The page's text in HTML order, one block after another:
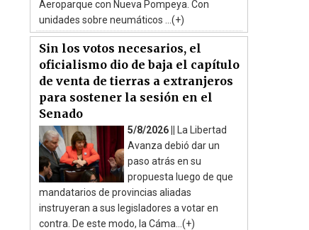
Aeroparque con Nueva Pompeya. Con
unidades sobre neumáticos ...(+)
Sin los votos necesarios, el
oficialismo dio de baja el capítulo
de venta de tierras a extranjeros
para sostener la sesión en el
Senado
5/8/2026 ||
La Libertad
Avanza debió dar un
paso atrás en su
propuesta luego de que
mandatarios de provincias aliadas
instruyeran a sus legisladores a votar en
contra. De este modo, la Cáma...(+)